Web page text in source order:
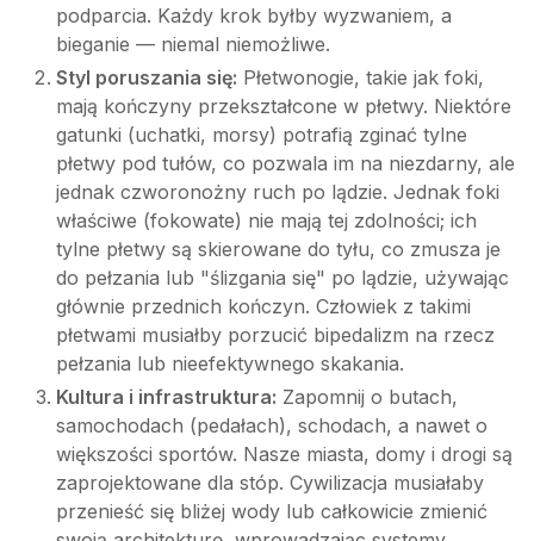
podparcia. Każdy krok byłby wyzwaniem, a
bieganie — niemal niemożliwe.
Styl poruszania się: Płetwonogie, takie jak foki,
mają kończyny przekształcone w płetwy. Niektóre
gatunki (uchatki, morsy) potrafią zginać tylne
płetwy pod tułów, co pozwala im na niezdarny, ale
jednak czworonożny ruch po lądzie. Jednak foki
właściwe (fokowate) nie mają tej zdolności; ich
tylne płetwy są skierowane do tyłu, co zmusza je
do pełzania lub "ślizgania się" po lądzie, używając
głównie przednich kończyn. Człowiek z takimi
płetwami musiałby porzucić bipedalizm na rzecz
pełzania lub nieefektywnego skakania.
Kultura i infrastruktura: Zapomnij o butach,
samochodach (pedałach), schodach, a nawet o
większości sportów. Nasze miasta, domy i drogi są
zaprojektowane dla stóp. Cywilizacja musiałaby
przenieść się bliżej wody lub całkowicie zmienić